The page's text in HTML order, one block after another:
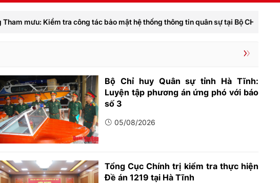
tra công tác bảo mật hệ thống thông tin quân sự tại Bộ CHQS tỉnh Quảng Trị
Bộ Chỉ huy Quân sự tỉnh Hà Tĩnh:
Luyện tập phương án ứng phó với báo
số 3
05/08/2026
Tổng Cục Chính trị kiểm tra thực hiện
Đề án 1219 tại Hà Tĩnh